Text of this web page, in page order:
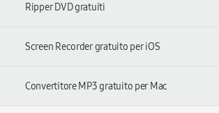
Ripper DVD gratuiti
Screen Recorder gratuito per iOS
Convertitore MP3 gratuito per Mac